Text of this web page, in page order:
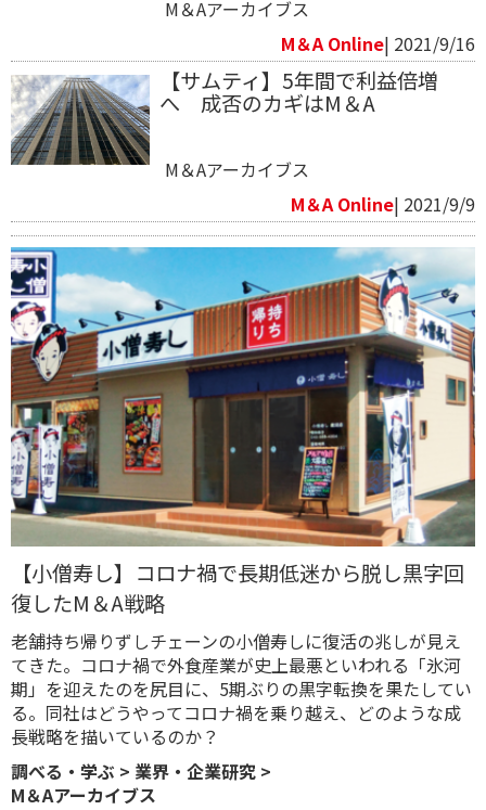
M＆Aアーカイブス
M＆A Online| 2021/9/16
【サムティ】5年間で利益倍増
へ 成否のカギはM＆A
M＆Aアーカイブス
M＆A Online| 2021/9/9
【小僧寿し】コロナ禍で長期低迷から脱し黒字回
復したM＆A戦略
老舗持ち帰りずしチェーンの小僧寿しに復活の兆しが見え
てきた。コロナ禍で外食産業が史上最悪といわれる「氷河
期」を迎えたのを尻目に、5期ぶりの黒字転換を果たしてい
る。同社はどうやってコロナ禍を乗り越え、どのような成
長戦略を描いているのか？
調べる・学ぶ > 業界・企業研究 >
M＆Aアーカイブス